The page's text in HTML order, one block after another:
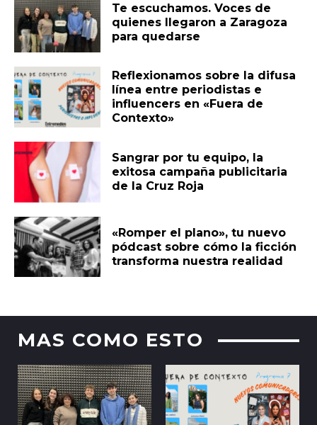
Te escuchamos. Voces de
quienes llegaron a Zaragoza
para quedarse
Reflexionamos sobre la difusa
línea entre periodistas e
influencers en «Fuera de
Contexto»
Sangrar por tu equipo, la
exitosa campaña publicitaria
de la Cruz Roja
«Romper el plano», tu nuevo
pódcast sobre cómo la ficción
transforma nuestra realidad
MAS COMO ESTO